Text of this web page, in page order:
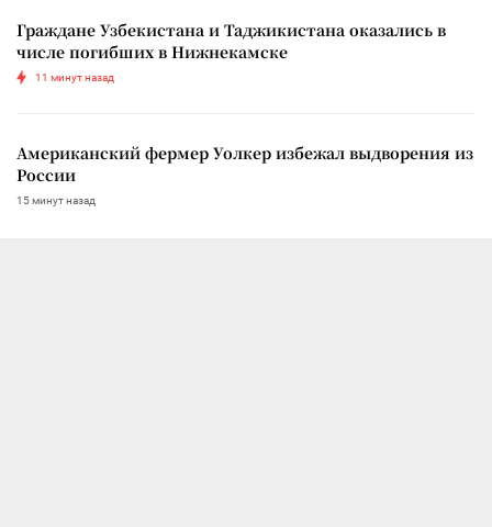
Граждане Узбекистана и Таджикистана оказались в
числе погибших в Нижнекамске
11 минут назад
Американский фермер Уолкер избежал выдворения из
России
15 минут назад